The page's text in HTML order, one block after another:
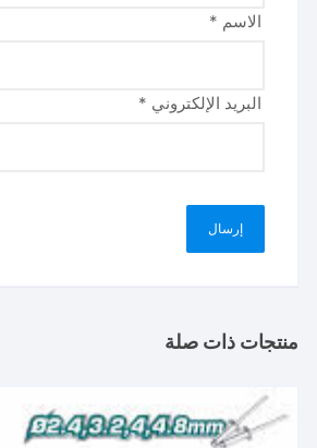
الاسم *
البريد الإلكتروني *
منتجات ذات صلة